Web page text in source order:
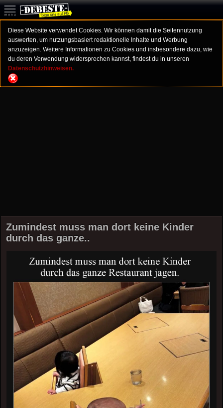
Diese Website verwendet Cookies. Wir können damit die Seitennutzung
auswerten, um nutzungsbasiert redaktionelle Inhalte und Werbung
anzuzeigen. Weitere Informationen zu Cookies und insbesondere dazu, wie
du deren Verwendung widersprechen kannst, findest du in unseren
Datenschutzhinweisen.
Zumindest muss man dort keine Kinder
durch das ganze..